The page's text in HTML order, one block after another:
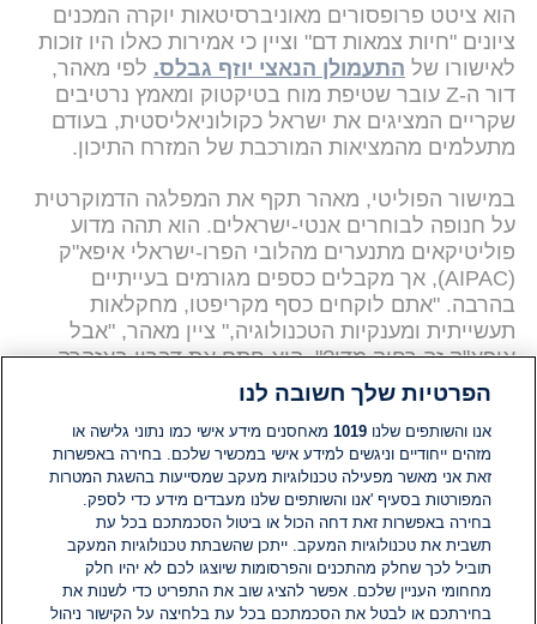
הוא ציטט פרופסורים מאוניברסיטאות יוקרה המכנים
ציונים "חיות צמאות דם" וציין כי אמירות כאלו היו זוכות
לאישורו של התעמולן הנאצי יוזף גבלס. לפי מאהר,
דור ה-Z עובר שטיפת מוח בטיקטוק ומאמץ נרטיבים
שקריים המציגים את ישראל כקולוניאליסטית, בעודם
מתעלמים מהמציאות המורכבת של המזרח התיכון.
במישור הפוליטי, מאהר תקף את המפלגה הדמוקרטית
על חנופה לבוחרים אנטי-ישראלים. הוא תהה מדוע
פוליטיקאים מתנערים מהלובי הפרו-ישראלי איפא"ק
(AIPAC), אך מקבלים כספים מגורמים בעייתיים
בהרבה. "אתם לוקחים כסף מקריפטו, מחקלאות
תעשייתית ומענקיות הטכנולוגיה," ציין מאהר, "אבל
איפא"ק זה רחוק מדי?". הוא חתם את דבריו באזהרה
לדמוקרטים כי עליהםלטפל בקיצוניות בתוך מחנם
לפני שיבואו בטענות על הביקורת המופנית כלפיהם.
הפרטיות שלך חשובה לנו
אנו והשותפים שלנו1019 מאחסנים מידע אישי כמו נתוני גלישה או
מזהים ייחודיים וניגשים למידע אישי במכשיר שלכם. בחירה באפשרות
זאת אני מאשר מפעילה טכנולוגיות מעקב שמסייעות בהשגת המטרות
המפורטות בסעיף 'אנו והשותפים שלנו מעבדים מידע כדי לספק.
בחירה באפשרות זאת דחה הכול או ביטול הסכמתכם בכל עת
תשבית את טכנולוגיות המעקב. ייתכן שהשבתת טכנולוגיות המעקב
תוביל לכך שחלק מהתכנים והפרסומות שיוצגו לכם לא יהיו חלק
מחחומי העניין שלכם. אפשר להציג שוב את התפריט כדי לשנות את
בחירתכם או לבטל את הסכמתכם בכל עת בלחיצה על הקישור ניהול